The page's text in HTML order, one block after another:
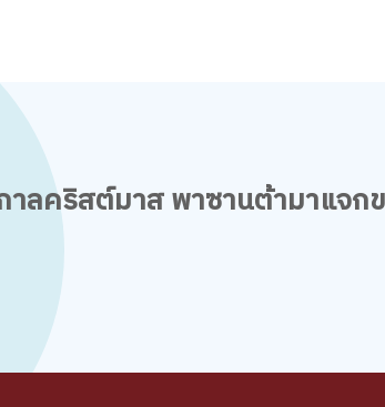
าลคริสต์มาส พาซานต้ามาแจก